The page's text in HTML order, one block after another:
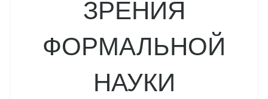
ЗРЕНИЯ
ФОРМАЛЬНОЙ
НАУКИ